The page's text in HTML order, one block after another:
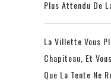
Plus Attendu De
La Villette Vous
Chapiteau, Et
Que La Tente Ne